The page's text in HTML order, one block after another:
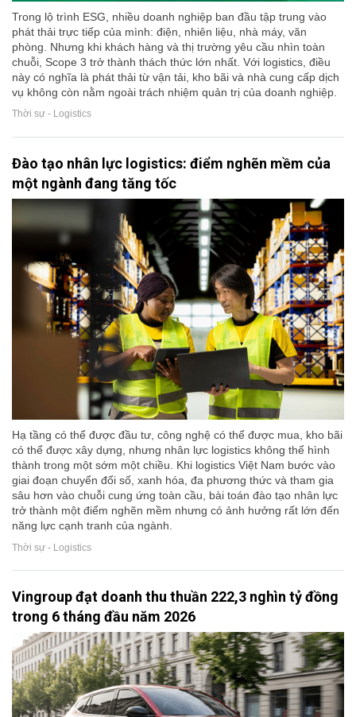
Trong lộ trình ESG, nhiều doanh nghiệp ban đầu tập trung vào
phát thải trực tiếp của mình: điện, nhiên liệu, nhà máy, văn
phòng. Nhưng khi khách hàng và thị trường yêu cầu nhìn toàn
chuỗi, Scope 3 trở thành thách thức lớn nhất. Với logistics, điều
này có nghĩa là phát thải từ vận tải, kho bãi và nhà cung cấp dịch
vụ không còn nằm ngoài trách nhiệm quản trị của doanh nghiệp.
Thời sự - Logistics
Đào tạo nhân lực logistics: điểm nghẽn mềm của
một ngành đang tăng tốc
Hạ tầng có thể được đầu tư, công nghệ có thể được mua, kho bãi
có thể được xây dựng, nhưng nhân lực logistics không thể hình
thành trong một sớm một chiều. Khi logistics Việt Nam bước vào
giai đoạn chuyển đổi số, xanh hóa, đa phương thức và tham gia
sâu hơn vào chuỗi cung ứng toàn cầu, bài toán đào tạo nhân lực
trở thành một điểm nghẽn mềm nhưng có ảnh hưởng rất lớn đến
năng lực cạnh tranh của ngành.
Thời sự - Logistics
Vingroup đạt doanh thu thuần 222,3 nghìn tỷ đồng
trong 6 tháng đầu năm 2026